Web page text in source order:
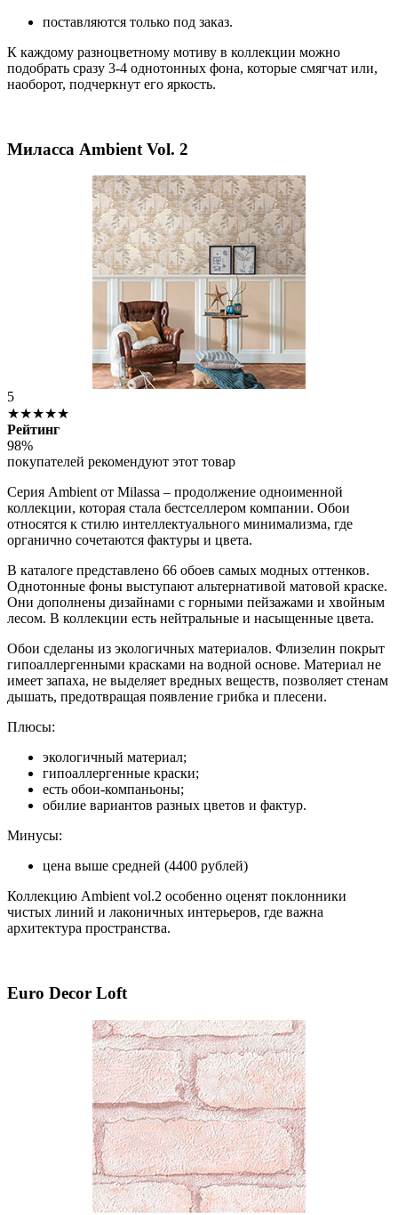
поставляются только под заказ.
К каждому разноцветному мотиву в коллекции можно
подобрать сразу 3-4 однотонных фона, которые смягчат или,
наоборот, подчеркнут его яркость.
Миласса Ambient Vol. 2
5
★★★★★
Рейтинг
98%
покупателей рекомендуют этот товар
Серия Ambient от Milassa – продолжение одноименной
коллекции, которая стала бестселлером компании. Обои
относятся к стилю интеллектуального минимализма, где
органично сочетаются фактуры и цвета.
В каталоге представлено 66 обоев самых модных оттенков.
Однотонные фоны выступают альтернативой матовой краске.
Они дополнены дизайнами с горными пейзажами и хвойным
лесом. В коллекции есть нейтральные и насыщенные цвета.
Обои сделаны из экологичных материалов. Флизелин покрыт
гипоаллергенными красками на водной основе. Материал не
имеет запаха, не выделяет вредных веществ, позволяет стенам
дышать, предотвращая появление грибка и плесени.
Плюсы:
экологичный материал;
гипоаллергенные краски;
есть обои-компаньоны;
обилие вариантов разных цветов и фактур.
Минусы:
цена выше средней (4400 рублей)
Коллекцию Ambient vol.2 особенно оценят поклонники
чистых линий и лаконичных интерьеров, где важна
архитектура пространства.
Euro Decor Loft